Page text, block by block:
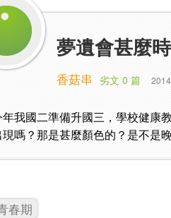
夢遺會甚麼
香菇串 劣文 0 篇
年我國二準備升國三，學校健康
現嗎？那是甚麼顏色的？是不是
春期